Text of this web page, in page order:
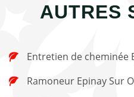
AUTRES
Entretien de cheminée
Ramoneur Epinay Sur